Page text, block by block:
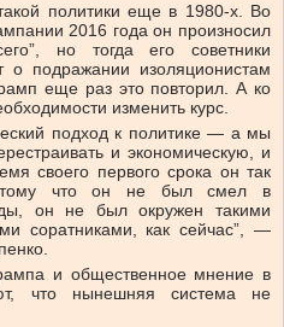
политики еще в 1980-х. Во
2016 года он произносил
но тогда его советники
подражании изоляционистам
еще раз это повторил. А ко
изменить курс.
подход к политике — а мы
и экономическую, и
своего первого срока он так
что он не был смел в
он не был окружен такими
соратниками, как сейчас”, —
и общественное мнение в
что нынешняя система не